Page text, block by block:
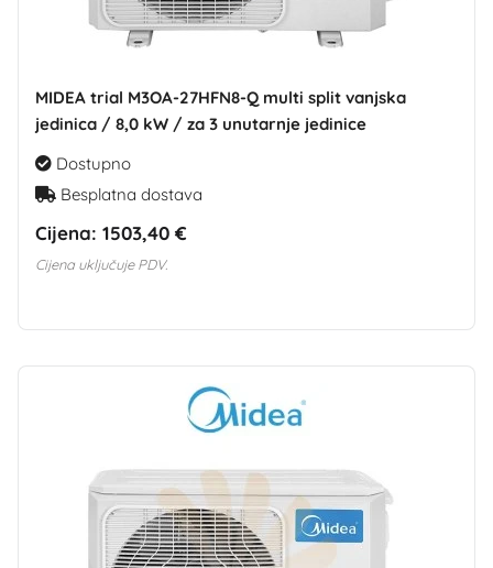
MIDEA trial M3OA-27HFN8-Q multi split vanjska
jedinica / 8,0 kW / za 3 unutarnje jedinice
Dostupno
Besplatna dostava
Cijena: 1503,40 €
Cijena uključuje PDV.